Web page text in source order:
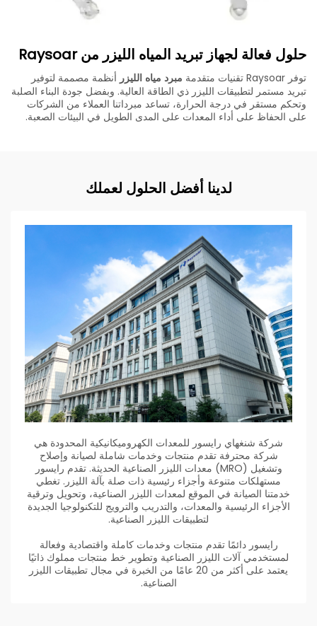
حلول فعالة لجهاز تبريد المياه الليزر من Raysoar
توفر Raysoar تقنيات متقدمة مبرد مياه الليزر أنظمة مصممة لتوفير
تبريد مستمر لتطبيقات الليزر ذي الطاقة العالية. وبفضل جودة البناء الصلبة
وتحكم مستقر في درجة الحرارة، تساعد مبرداتنا العملاء من الشركات
على الحفاظ على أداء المعدات على المدى الطويل في البيئات الصعبة.
لدينا أفضل الحلول لعملك
شركة شنغهاي رايسور للمعدات الكهروميكانيكية المحدودة هي
شركة محترفة تقدم منتجات وخدمات شاملة لصيانة وإصلاح
وتشغيل (MRO) معدات الليزر الصناعية الحديثة. تقدم رايسور
مستهلكات متنوعة وأجزاء رئيسية ذات صلة بآلة الليزر. تغطي
خدمتنا الصيانة في الموقع لمعدات الليزر الصناعية، وتحويل وترقية
الأجزاء الرئيسية والمعدات، والتدريب والترويج للتكنولوجيا الجديدة
لتطبيقات الليزر الصناعية.
رايسور دائمًا تقدم منتجات وخدمات كاملة واقتصادية وفعالة
لمستخدمي آلات الليزر الصناعية وتطوير خط منتجات مملوك ذاتيًا
يعتمد على أكثر من 20 عامًا من الخبرة في مجال تطبيقات الليزر
الصناعية.